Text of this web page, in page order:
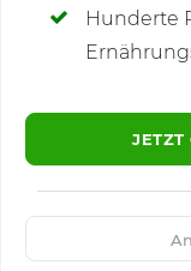
Hunderte
JETZT
🙂